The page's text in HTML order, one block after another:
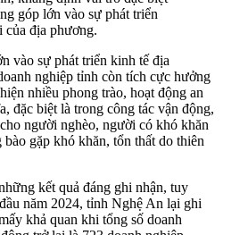
góp lớn vào sự phát triển
của địa phương.
vào sự phát triển kinh tế địa
nghiệp tỉnh còn tích cực hưởng
nhiều phong trào, hoạt động an
đặc biệt là trong công tác vận động,
người nghèo, người có khó khăn
gặp khó khăn, tổn thất do thiên
kết quả đáng ghi nhận, tuy
năm 2024, tỉnh Nghệ An lại ghi
khả quan khi tổng số doanh